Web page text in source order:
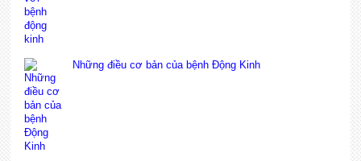
Những điều cơ bản của bệnh Động Kinh